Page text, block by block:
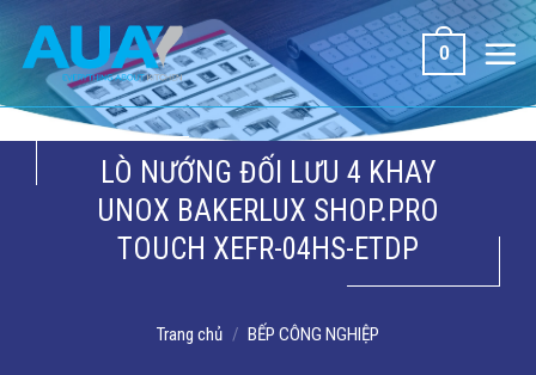
dung
0
LÒ NƯỚNG ĐỐI LƯU 4 KHAY
UNOX BAKERLUX SHOP.PRO
TOUCH XEFR-04HS-ETDP
Trang chủ / BẾP CÔNG NGHIỆP